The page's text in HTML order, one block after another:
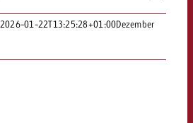
2026-01-22T13:25:28+01:00Dezember